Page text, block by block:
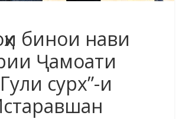
бинои нави
Ҷамоати
сурх”-и